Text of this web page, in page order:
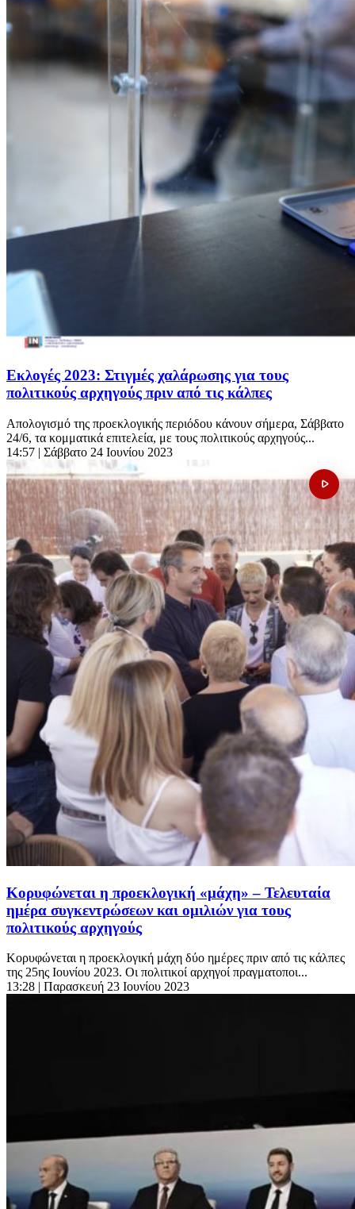
Εκλογές 2023: Στιγμές χαλάρωσης για τους
πολιτικούς αρχηγούς πριν από τις κάλπες
Απολογισμό της προεκλογικής περιόδου κάνουν σήμερα, Σάββατο
24/6, τα κομματικά επιτελεία, με τους πολιτικούς αρχηγούς...
14:57 | Σάββατο 24 Ιουνίου 2023
Κορυφώνεται η προεκλογική «μάχη» – Τελευταία
ημέρα συγκεντρώσεων και ομιλιών για τους
πολιτικούς αρχηγούς
Κορυφώνεται η προεκλογική μάχη δύο ημέρες πριν από τις κάλπες
της 25ης Ιουνίου 2023. Οι πολιτικοί αρχηγοί πραγματοποι...
13:28 | Παρασκευή 23 Ιουνίου 2023